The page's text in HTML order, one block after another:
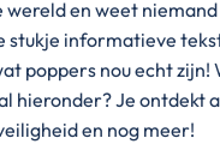
en weet
informatieve
poppers nou echt zijn!
hieronder? Je
en nog meer!